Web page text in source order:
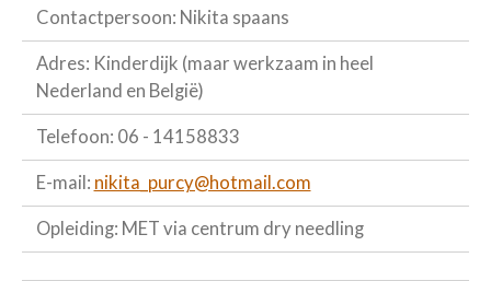
Contactpersoon: Nikita spaans
Adres: Kinderdijk (maar werkzaam in heel
Nederland en België)
Telefoon: 06 - 14158833
E-mail: nikita_purcy@hotmail.com
Opleiding: MET via centrum dry needling